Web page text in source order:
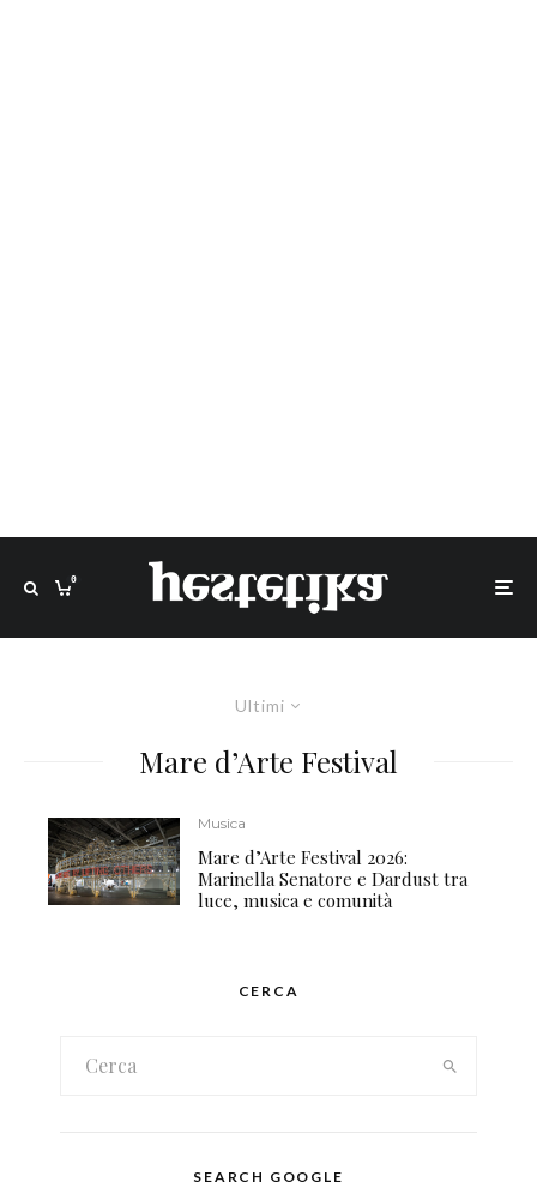
0
Ultimi
Mare d’Arte Festival
Musica
Mare d’Arte Festival 2026:
Marinella Senatore e Dardust tra
luce, musica e comunità
CERCA
SEARCH GOOGLE